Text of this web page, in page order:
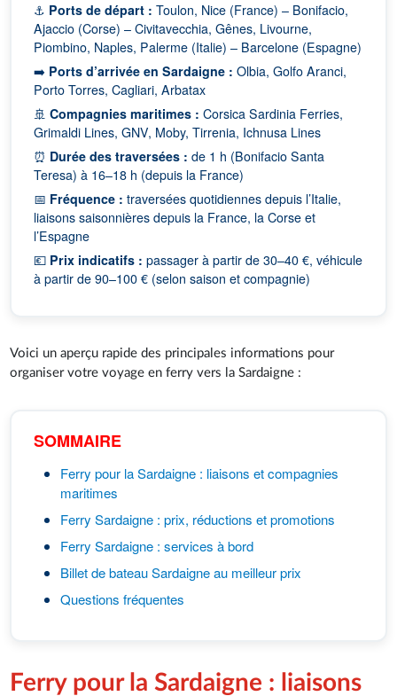
⚓ Ports de départ : Toulon, Nice (France) – Bonifacio,
Ajaccio (Corse) – Civitavecchia, Gênes, Livourne,
Piombino, Naples, Palerme (Italie) – Barcelone (Espagne)
➡️ Ports d’arrivée en Sardaigne : Olbia, Golfo Aranci,
Porto Torres, Cagliari, Arbatax
🚢Compagnies maritimes : Corsica Sardinia Ferries,
Grimaldi Lines, GNV, Moby, Tirrenia, Ichnusa Lines
⏰ Durée des traversées : de 1 h (Bonifacio Santa
Teresa) à 16–18 h (depuis la France)
📅 Fréquence : traversées quotidiennes depuis l’Italie,
liaisons saisonnières depuis la France, la Corse et
l’Espagne
💶 Prix indicatifs : passager à partir de 30–40 €, véhicule
à partir de 90–100 € (selon saison et compagnie)
Voici un aperçu rapide des principales informations pour
organiser votre voyage en ferry vers la Sardaigne :
SOMMAIRE
Ferry pour la Sardaigne : liaisons et compagnies
maritimes
Ferry Sardaigne : prix, réductions et promotions
Ferry Sardaigne : services à bord
Billet de bateau Sardaigne au meilleur prix
Questions fréquentes
Ferry pour la Sardaigne : liaisons